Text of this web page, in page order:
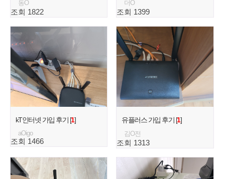
동O
조회 1822
더O
조회 1399
kT인터넷 가입 후기 [1]
aOigo
조회 1466
유플러스 가입 후기 [1]
김O전
조회 1313